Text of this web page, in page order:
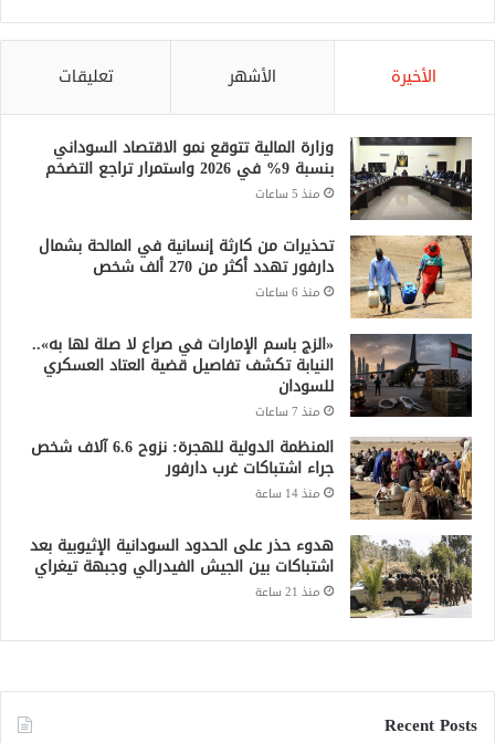
الأخيرة الأشهر تعليقات
وزارة المالية تتوقع نمو الاقتصاد السوداني
بنسبة 9% في 2026 واستمرار تراجع التضخم
منذ 5 ساعات
تحذيرات من كارثة إنسانية في المالحة بشمال
دارفور تهدد أكثر من 270 ألف شخص
منذ 6 ساعات
«الزج باسم الإمارات في صراع لا صلة لها به»..
النيابة تكشف تفاصيل قضية العتاد العسكري
للسودان
منذ 7 ساعات
المنظمة الدولية للهجرة: نزوح 6.6 آلاف شخص
جراء اشتباكات غرب دارفور
منذ 14 ساعة
هدوء حذر على الحدود السودانية الإثيوبية بعد
اشتباكات بين الجيش الفيدرالي وجبهة تيغراي
منذ 21 ساعة
Recent Posts